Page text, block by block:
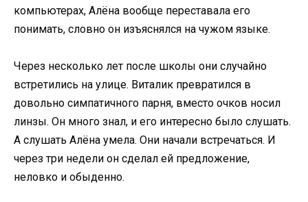
компьютерах, Алёна вообще переставала его
понимать, словно он изъяснялся на чужом языке.
Через несколько лет после школы они случайно
встретились на улице. Виталик превратился в
довольно симпатичного парня, вместо очков носил
линзы. Он много знал, и его интересно было слушать.
А слушать Алёна умела. Они начали встречаться. И
через три недели он сделал ей предложение,
неловко и обыденно.